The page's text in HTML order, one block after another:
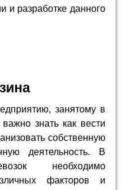
и разработке данного
занятому в
знать как вести
собственную
деятельность. В
необходимо
факторов и